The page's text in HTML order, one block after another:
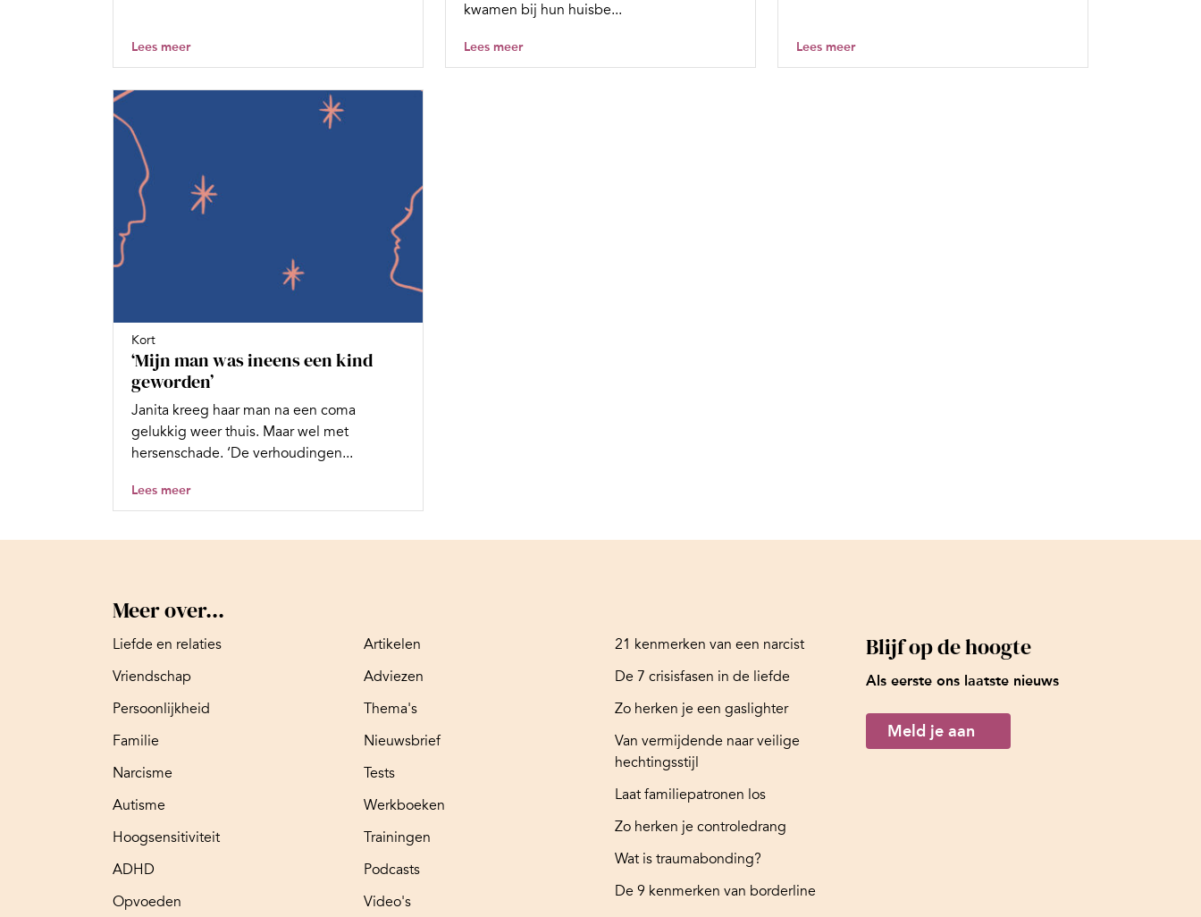
Lees meer
kwamen bij hun huisbe...
Lees meer Lees meer
Kort
‘Mijn man was ineens een kind
geworden’
Janita kreeg haar man na een coma
gelukkig weer thuis. Maar wel met
hersenschade. ‘De verhoudingen...
Lees meer
Meer over...
Liefde en relaties
Vriendschap
Persoonlijkheid
Familie
Narcisme
Autisme
Hoogsensitiviteit
ADHD
Opvoeden
Artikelen
Adviezen
Thema's
Nieuwsbrief
Tests
Werkboeken
Trainingen
Podcasts
Video's
21 kenmerken van een narcist
De 7 crisisfasen in de liefde
Zo herken je een gaslighter
Van vermijdende naar veilige
hechtingsstijl
Laat familiepatronen los
Zo herken je controledrang
Wat is traumabonding?
De 9 kenmerken van borderline
Blijf op de hoogte
Als eerste ons laatste nieuws
Meld je aan